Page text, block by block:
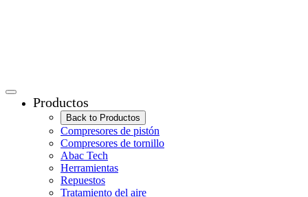
Productos
Back to Productos
Compresores de pistón
Compresores de tornillo
Abac Tech
Herramientas
Repuestos
Tratamiento del aire